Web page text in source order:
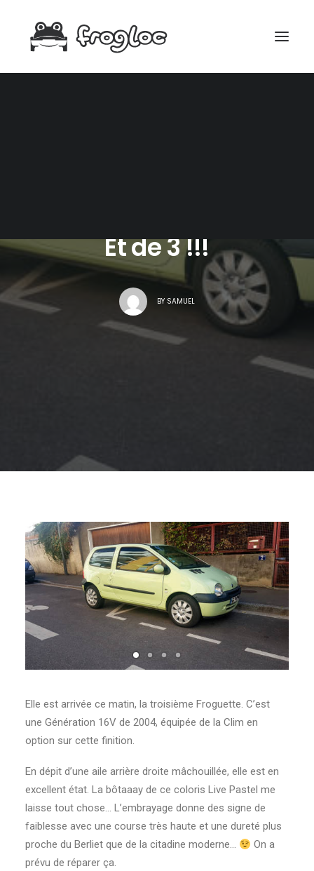
Et de 3 !!!
BY SAMUEL
Elle est arrivée ce matin, la troisième Froguette. C’est
une Génération 16V de 2004, équipée de la Clim en
option sur cette finition.
En dépit d’une aile arrière droite mâchouillée, elle est en
excellent état. La bôtaaay de ce coloris Live Pastel me
laisse tout chose… L’embrayage donne des signe de
faiblesse avec une course très haute et une dureté plus
proche du Berliet que de la citadine moderne…
On a
prévu de réparer ça.